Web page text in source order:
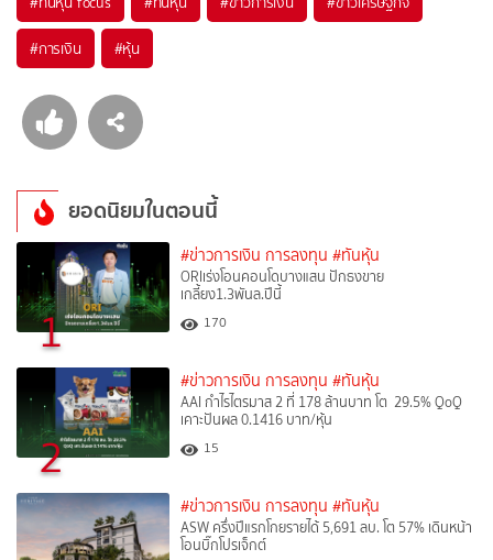
#การเงิน #หุ้น
ยอดนิยมในตอนนี้
1
#ข่าวการเงิน การลงทุน #ทันหุ้น
ORIเร่งโอนคอนโดบางแสน ปักธงขาย
เกลี้ยง1.3พันล.ปีนี้
170
2
#ข่าวการเงิน การลงทุน #ทันหุ้น
AAI กำไรไตรมาส 2 ที่ 178 ล้านบาท โต 29.5% QoQ
เคาะปันผล 0.1416 บาท/หุ้น
15
#ข่าวการเงิน การลงทุน #ทันหุ้น
ASW ครึ่งปีแรกโกยรายได้ 5,691 ลบ. โต 57% เดินหน้า
โอนบิ๊กโปรเจ็กต์